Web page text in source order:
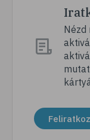
# köröm
# ginzeng
# folsav
# kollagén
# vízhajtó
#
Nézd